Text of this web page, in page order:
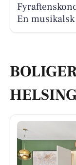
En